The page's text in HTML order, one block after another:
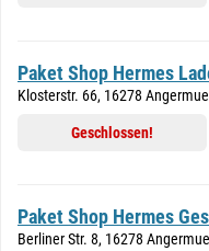
Paket Shop Hermes
Klosterstr. 66, 16278
Geschlossen!
Paket Shop Hermes
Berliner Str. 8, 16278